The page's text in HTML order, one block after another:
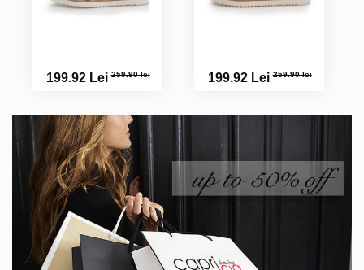
199.92 Lei259.90 lei 199.92 Lei259.90 lei